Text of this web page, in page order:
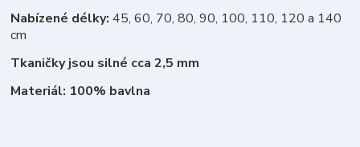
Nabízené délky: 45, 60, 70, 80, 90, 100, 110, 120 a 140
cm
Tkaničky jsou silné cca 2,5 mm
Materiál: 100% bavlna